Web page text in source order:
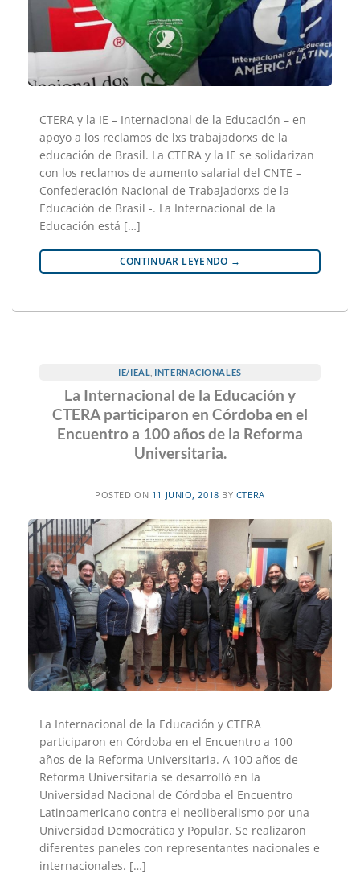
CTERA y la IE – Internacional de la Educación – en
apoyo a los reclamos de lxs trabajadorxs de la
educación de Brasil. La CTERA y la IE se solidarizan
con los reclamos de aumento salarial del CNTE –
Confederación Nacional de Trabajadorxs de la
Educación de Brasil -. La Internacional de la
Educación está […]
CONTINUAR LEYENDO →
IE/IEAL INTERNACIONALES
La Internacional de la Educación y
CTERA participaron en Córdoba en el
Encuentro a 100 años de la Reforma
Universitaria.
POSTED ON 11 JUNIO, 2018 BY CTERA
La Internacional de la Educación y CTERA
participaron en Córdoba en el Encuentro a 100
años de la Reforma Universitaria. A 100 años de
Reforma Universitaria se desarrolló en la
Universidad Nacional de Córdoba el Encuentro
Latinoamericano contra el neoliberalismo por una
Universidad Democrática y Popular. Se realizaron
diferentes paneles con representantes nacionales e
internacionales. […]